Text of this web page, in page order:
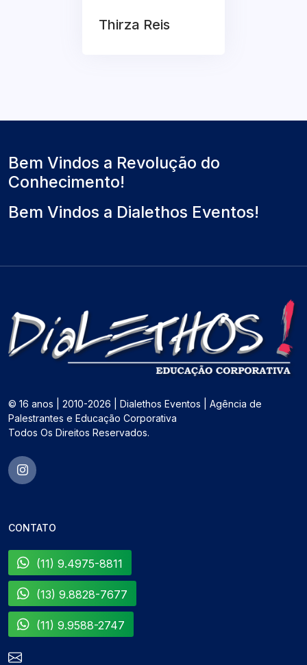
Thirza Reis
Bem Vindos a Revolução do
Conhecimento!
Bem Vindos a Dialethos Eventos!
© 16 anos | 2010-2026 | Dialethos Eventos | Agência de
Palestrantes e Educação Corporativa
Todos Os Direitos Reservados.
CONTATO
(11) 9.4975-8811
(13) 9.8828-7677
(11) 9.9588-2747